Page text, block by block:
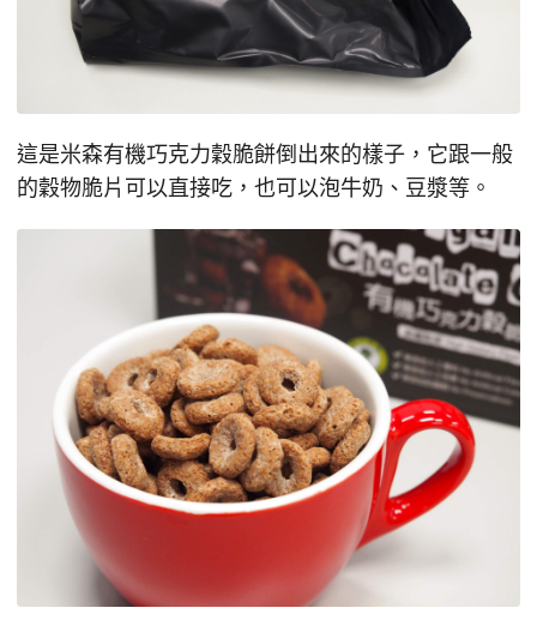
這是米森有機巧克力穀脆餅倒出來的樣子，它跟一般
的穀物脆片可以直接吃，也可以泡牛奶、豆漿等。